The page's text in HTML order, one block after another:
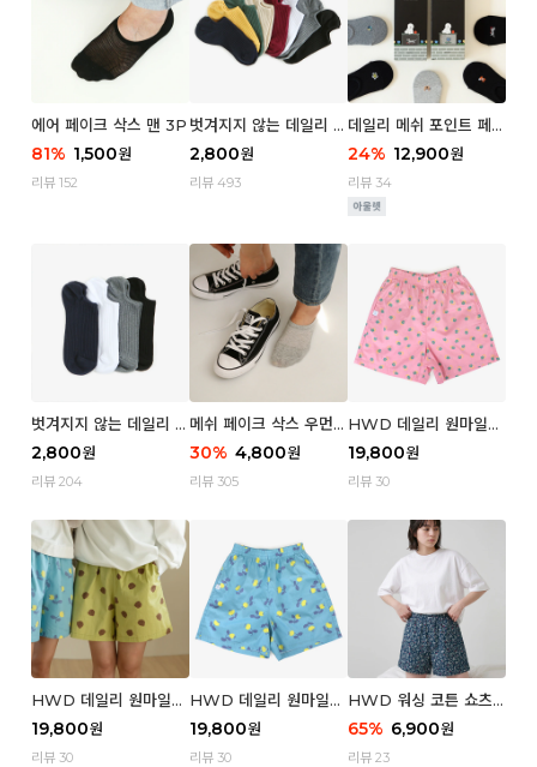
에어 페이크 삭스 맨 3P
81% 1,500원
리뷰 152
벗겨지지 않는 데일리 페
이크 삭스 (우먼)
2,800원
리뷰 493
데일리 메쉬 포인트 페이
크 삭스 우먼 4P
24% 12,900원
리뷰 34
벗겨지지 않는 데일리 페
이크 삭스 (맨)
2,800원
리뷰 204
메쉬 페이크 삭스 우먼 3
P
30% 4,800원
리뷰 305
HWD 데일리 원마일
쇼츠 - 04 Aroma (우
먼)
19,800원
리뷰 30
HWD 데일리 원마일
쇼츠 - 03 Poodle (우
먼)
19,800원
리뷰 30
HWD 데일리 원마일
쇼츠 - 02 Chouchou
(우먼)
19,800원
리뷰 30
HWD 워싱 코튼 쇼츠
(우먼) - 03 Berry tre
e
65% 6,900원
리뷰 23